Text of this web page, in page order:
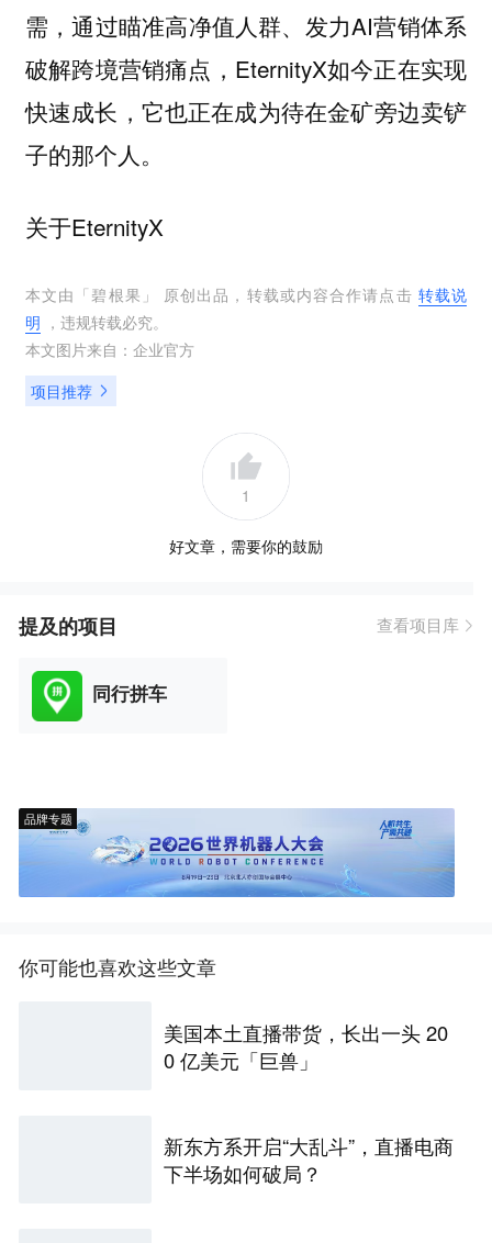
需，通过瞄准高净值人群、发力AI营销体系
破解跨境营销痛点，EternityX如今正在实现
快速成长，它也正在成为待在金矿旁边卖铲
子的那个人。
关于EternityX
本文由「 碧根果 」 原创出品，转载或内容合作请点击 转载说
明 ，违规转载必究。
本文图片来自： 企业官方
项目推荐
1
好文章，需要你的鼓励
提及的项目 查看项目库
同行拼车
品牌专题
你可能也喜欢这些文章
美国本土直播带货，长出一头 20
0 亿美元「巨兽」
新东方系开启“大乱斗”，直播电商
下半场如何破局？